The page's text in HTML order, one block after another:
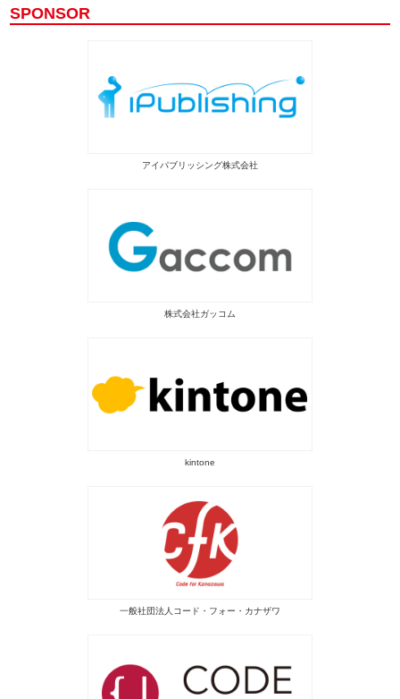
SPONSOR
アイパブリッシング株式会社
株式会社ガッコム
kintone
一般社団法人コード・フォー・カナザワ